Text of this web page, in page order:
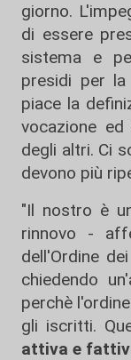
giorno.
di essere
sistema e
presidi per
piace la
vocazione
degli altri. Ci
devono più
"Il nostro è
rinnovo -
dell'Ordine
chiedendo
perchè
gli iscritti.
attiva e